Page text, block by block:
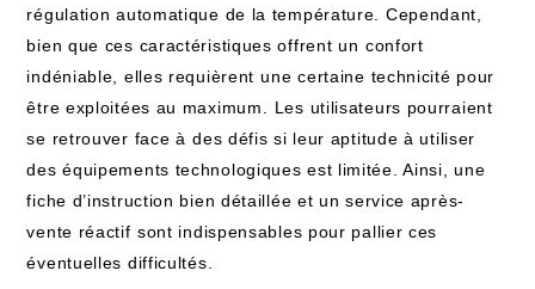
régulation automatique​ de la température. Cependant,
bien que ces caractéristiques offrent un⁣ confort
indéniable, ‍elles ​requièrent ⁤une certaine technicité pour
être exploitées au maximum. ⁣Les utilisateurs pourraient
se retrouver face à ⁤des défis si leur aptitude à utiliser
des équipements technologiques est limitée. Ainsi, une‌
fiche ​d’instruction bien détaillée et un service après-
vente réactif⁣ sont indispensables pour pallier ces
éventuelles difficultés.